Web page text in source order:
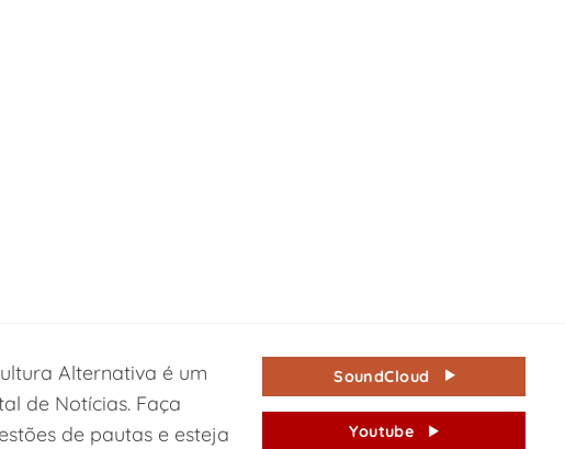
Alternativa é um
de Notícias. Faça
de pautas e esteja
SoundCloud
Youtube